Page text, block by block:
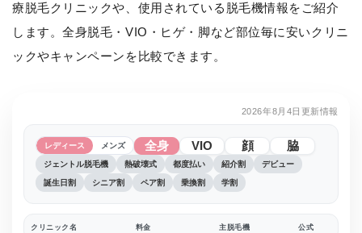
療脱毛クリニックや、使用されている脱毛機情報をご紹介
します。全身脱毛・VIO・ヒゲ・脚など部位毎に安いクリニ
ックやキャンペーンを比較できます。
2026年8月4日更新情報
レディース メンズ 全身 VIO 顔 脇
ジェントル脱毛機 熱破壊式 都度払い 紹介割 デビュー
誕生日割 シニア割 ペア割 乗換割 学割
クリニック名 料金 主脱毛機 公式